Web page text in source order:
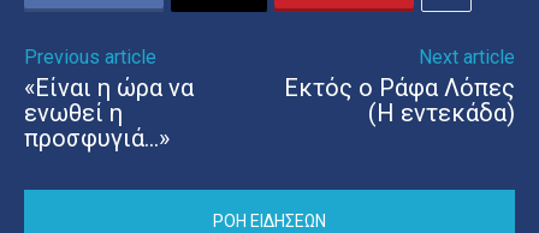
Previous article
«Είναι η ώρα να
ενωθεί η
προσφυγιά…»
Next article
Εκτός ο Ράφα Λόπες
(Η εντεκάδα)
ΡΟΗ ΕΙΔΗΣΕΩΝ